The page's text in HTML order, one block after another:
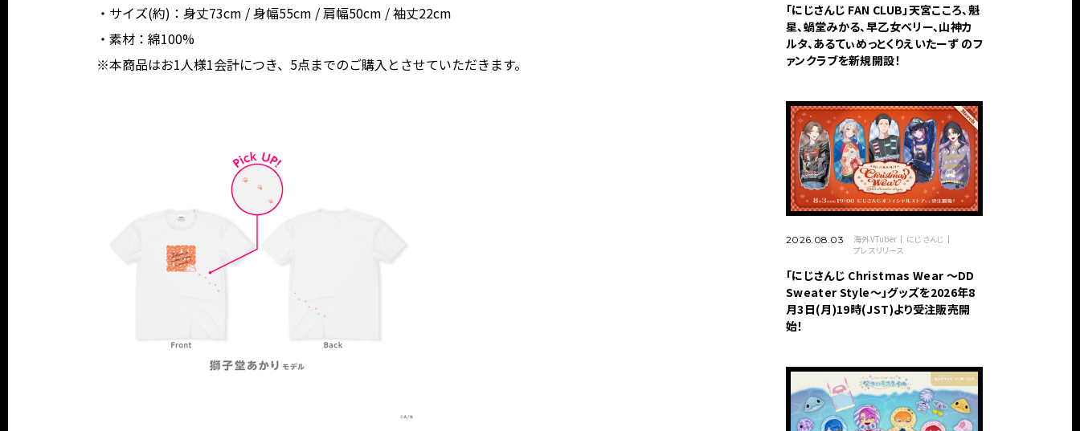
・サイズ(約)：身丈73cm / 身幅55cm / 肩幅50cm / 袖丈22cm
・素材：綿100%
※本商品はお1人様1会計につき、5点までのご購入とさせていただきます。
「にじさんじ FAN CLUB」天宮こころ、魁
星、蝸堂みかる、早乙女ベリー、山神カ
ルタ、あるてぃめっとくりえいたーず のフ
ァンクラブを新規開設！
2026.08.03 海外VTuber
にじさんじ
プレスリリース
「にじさんじ Christmas Wear 〜DD
Sweater Style〜」グッズを2026年8
月3日(月)19時(JST)より受注販売開
始！